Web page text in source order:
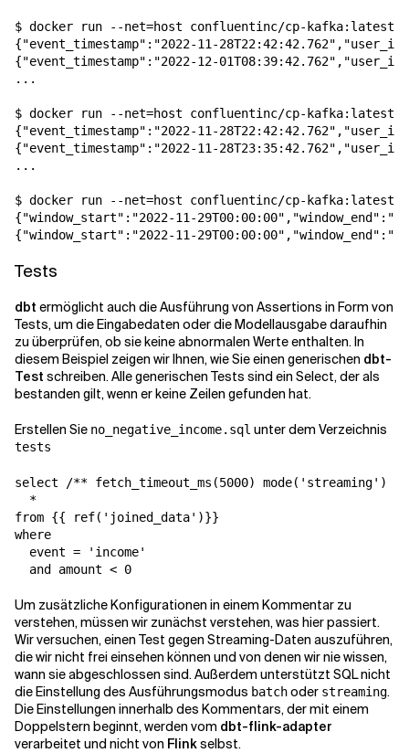
$ docker run --net=host confluentinc/cp-kafka:latest
{"event_timestamp":"2022-11-
{"event_timestamp":"2022-12-
...
$ docker run --net=host confluentinc/cp-kafka:latest
{"event_timestamp":"2022-11-
{"event_timestamp":"2022-11-
...
$ docker run --net=host confluentinc/cp-kafka:latest
{"window_start":"2022-11-
{"window_start":"2022-11-
Tests
dbt ermöglicht auch die Ausführung von Assertions in Form von
Tests, um die Eingabedaten oder die Modellausgabe daraufhin
zu überprüfen, ob sie keine abnormalen Werte enthalten. In
diesem Beispiel zeigen wir Ihnen, wie Sie einen generischen dbt-
Test schreiben. Alle generischen Tests sind ein Select, der als
bestanden gilt, wenn er keine Zeilen gefunden hat.
Erstellen Sie no_negative_income.sql unter dem Verzeichnis
tests
select /** fetch_timeout_ms(5000) mode('streaming') */
  *
from {{ ref('joined_data')}}
where
  event = 'income'
  and amount < 0
Um zusätzliche Konfigurationen in einem Kommentar zu
verstehen, müssen wir zunächst verstehen, was hier passiert.
Wir versuchen, einen Test gegen Streaming-Daten auszuführen,
die wir nicht frei einsehen können und von denen wir nie wissen,
wann sie abgeschlossen sind. Außerdem unterstützt SQL nicht
die Einstellung des Ausführungsmodus batchoder streaming.
Die Einstellungen innerhalb des Kommentars, der mit einem
Doppelstern beginnt, werden vom dbt-flink-adapter
verarbeitet und nicht von Flinkselbst.